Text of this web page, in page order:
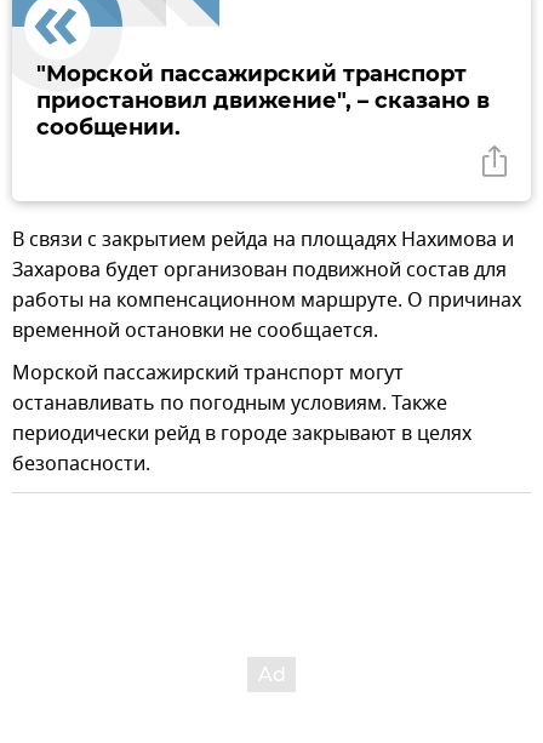
"Морской пассажирский транспорт
приостановил движение", – сказано в
сообщении.
В связи с закрытием рейда на площадях Нахимова и
Захарова будет организован подвижной состав для
работы на компенсационном маршруте. О причинах
временной остановки не сообщается.
Морской пассажирский транспорт могут
останавливать по погодным условиям. Также
периодически рейд в городе закрывают в целях
безопасности.